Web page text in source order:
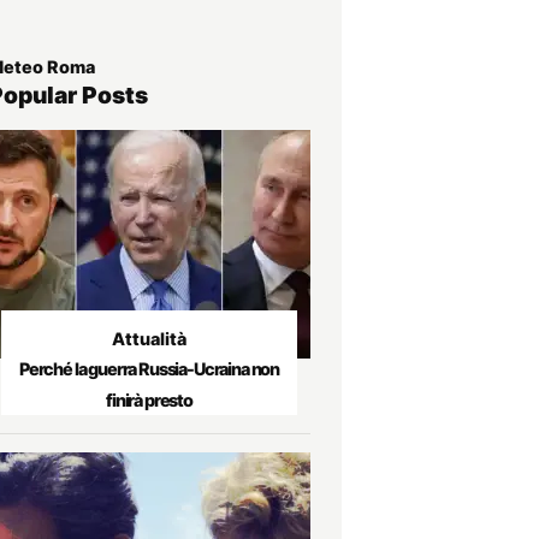
Roma
Posts
Attualità
Perché la guerra Russia-Ucraina non
finirà presto